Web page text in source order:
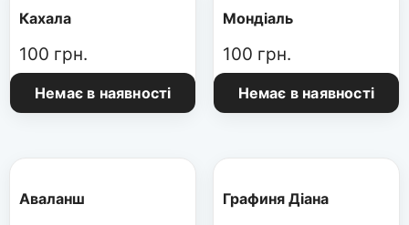
Кахала
100 грн.
Немає в наявності
Мондіаль
100 грн.
Немає в наявності
Аваланш Графиня Діана